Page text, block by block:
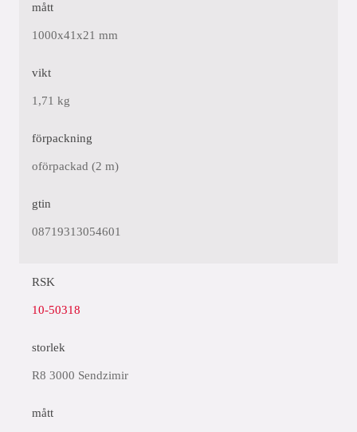
mått
1000x41x21 mm
vikt
1,71 kg
förpackning
oförpackad (2 m)
gtin
08719313054601
RSK
10-50318
storlek
R8 3000 Sendzimir
mått